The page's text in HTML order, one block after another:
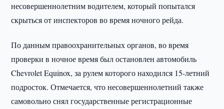
несовершеннолетним водителем, который попытался
скрыться от инспекторов во время ночного рейда.
По данным правоохранительных органов, во время
проверки в ночное время был остановлен автомобиль
Chevrolet Equinox, за рулем которого находился 15-летний
подросток. Отмечается, что несовершеннолетний также
самовольно снял государственные регистрационные